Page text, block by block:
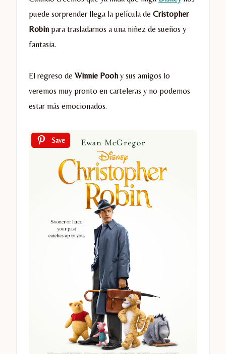
puede sorprender llega la película de Cristopher
Robin para trasladarnos a una niñez de sueños y
fantasia.
El regreso de Winnie Pooh y sus amigos lo
veremos muy pronto en carteleras y no podemos
estar más emocionados.
Save